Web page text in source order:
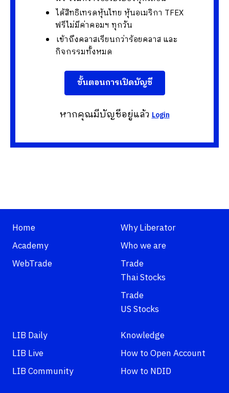
ได้สิทธิเทรดหุ้นไทย หุ้นอเมริกา TFEX
ฟรีไม่มีค่าคอมฯ ทุกวัน
เข้าถึงคลาสเรียนกว่าร้อยคลาส และ
กิจกรรมทั้งหมด
ขั้นตอนการเปิดบัญชี
หากคุณมีบัญชีอยู่แล้วLogin
Home
Academy
WebTrade
Why Liberator
Who we are
Trade
Thai Stocks
Trade
US Stocks
LIB Daily
LIB Live
LIB Community
Knowledge
How to Open Account
How to NDID